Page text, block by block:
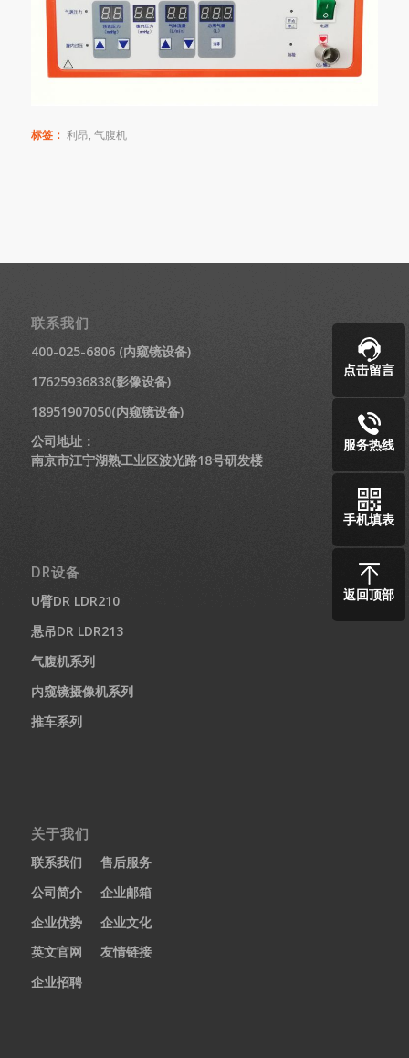
标签： 利昂 气腹机
联系我们
400-025-6806 (内窥镜设备)
17625936838(影像设备)
18951907050(内窥镜设备)
公司地址：
南京市江宁湖熟工业区波光路18号研发楼
DR设备
U臂DR LDR210
悬吊DR LDR213
气腹机系列
内窥镜摄像机系列
推车系列
关于我们
联系我们
售后服务
公司简介
企业邮箱
企业优势
企业文化
英文官网
友情链接
企业招聘
点击留言
服务热线
手机填表
返回顶部